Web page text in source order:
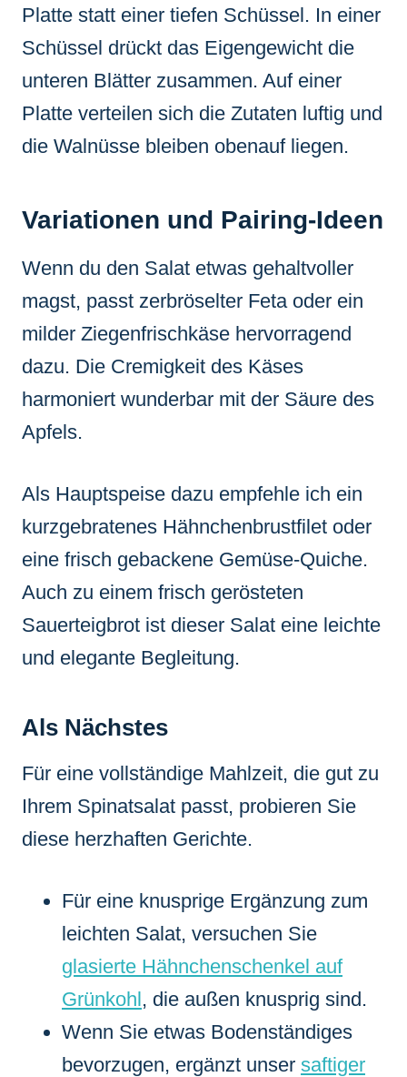
Platte statt einer tiefen Schüssel. In einer
Schüssel drückt das Eigengewicht die
unteren Blätter zusammen. Auf einer
Platte verteilen sich die Zutaten luftig und
die Walnüsse bleiben obenauf liegen.
Variationen und Pairing-Ideen
Wenn du den Salat etwas gehaltvoller
magst, passt zerbröselter Feta oder ein
milder Ziegenfrischkäse hervorragend
dazu. Die Cremigkeit des Käses
harmoniert wunderbar mit der Säure des
Apfels.
Als Hauptspeise dazu empfehle ich ein
kurzgebratenes Hähnchenbrustfilet oder
eine frisch gebackene Gemüse-Quiche.
Auch zu einem frisch gerösteten
Sauerteigbrot ist dieser Salat eine leichte
und elegante Begleitung.
Als Nächstes
Für eine vollständige Mahlzeit, die gut zu
Ihrem Spinatsalat passt, probieren Sie
diese herzhaften Gerichte.
Für eine knusprige Ergänzung zum
leichten Salat, versuchen Sie
glasierte Hähnchenschenkel auf
Grünkohl, die außen knusprig sind.
Wenn Sie etwas Bodenständiges
bevorzugen, ergänzt unser saftiger